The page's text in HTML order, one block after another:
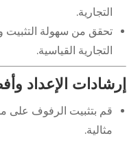
التجارية.
تحقق من سهولة التثبيت
التجارية القياسية.
الإعداد
قم بتثبيت الرفوف على
مثالية.